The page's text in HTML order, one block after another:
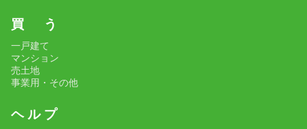
買 う
一戸建て
マンション
売土地
事業用・その他
ヘ ル プ